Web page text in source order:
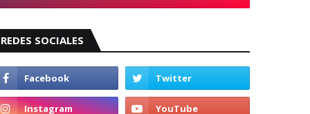
REDES SOCIALES